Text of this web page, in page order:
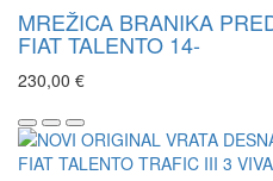
MREŽICA BRANIKA
FIAT TALENTO 14-
230,00 €